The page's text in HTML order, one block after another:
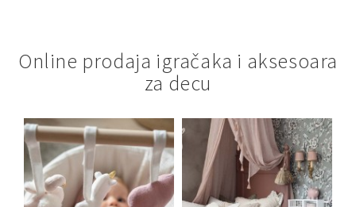
Online prodaja igračaka i aksesoara
za decu